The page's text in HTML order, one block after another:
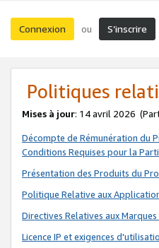
Connexion ou S’inscrire
Politiques
Mises à jour: 14 avril 2026
Décompte de Rémunération du
Conditions Requises pour la
Présentation des Produits du
Politique Relative aux
Directives Relatives aux
Licence IP et exigences